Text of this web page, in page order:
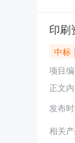
印刷
中标
项目编
正文内
发布时
相关产